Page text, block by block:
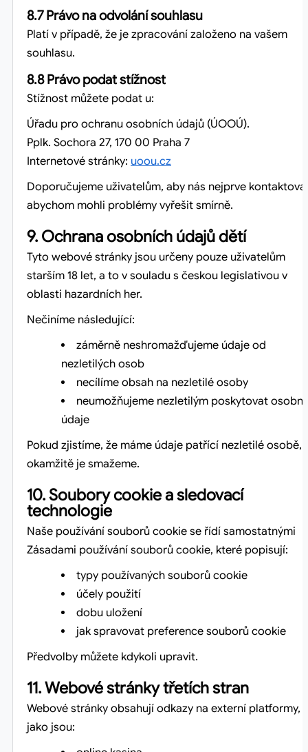
8.7 Právo na odvolání souhlasu
Platí v případě, že je zpracování založeno na vašem
souhlasu.
8.8 Právo podat stížnost
Stížnost můžete podat u:
Úřadu pro ochranu osobních údajů (ÚOOÚ).
Pplk. Sochora 27, 170 00 Praha 7
Internetové stránky: uoou.cz
Doporučujeme uživatelům, aby nás nejprve
abychom mohli problémy vyřešit smírně.
9. Ochrana osobních údajů dětí
Tyto webové stránky jsou určeny pouze uživatelům
starším 18 let, a to v souladu s českou legislativou v
oblasti hazardních her.
Nečiníme následující:
záměrně neshromažďujeme údaje od
nezletilých osob
necílíme obsah na nezletilé osoby
neumožňujeme nezletilým poskytovat osobní
údaje
Pokud zjistíme, že máme údaje patřící nezletilé osobě,
okamžitě je smažeme.
10. Soubory cookie a sledovací
technologie
Naše používání souborů cookie se řídí samostatnými
Zásadami používání souborů cookie, které popisují:
typy používaných souborů cookie
účely použití
dobu uložení
jak spravovat preference souborů cookie
Předvolby můžete kdykoli upravit.
11. Webové stránky třetích stran
Webové stránky obsahují odkazy na externí platformy,
jako jsou: